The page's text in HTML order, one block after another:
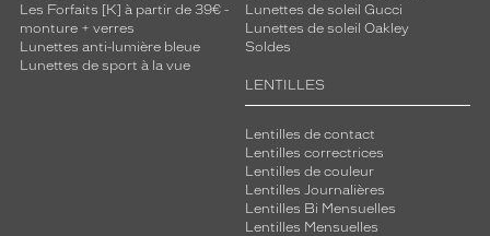
Les Forfaits [K] à partir de 39€ -
monture + verres
Lunettes anti-lumière bleue
Lunettes de sport à la vue
Lunettes de soleil Gucci
Lunettes de soleil Oakley
Soldes
LENTILLES
Lentilles de contact
Lentilles correctrices
Lentilles de couleur
Lentilles Journalières
Lentilles Bi Mensuelles
Lentilles Mensuelles